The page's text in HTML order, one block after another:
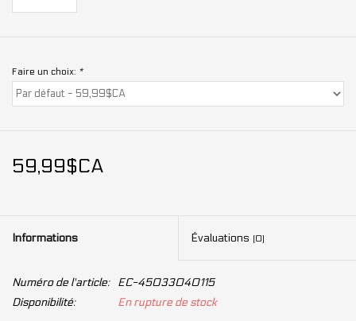
Faire un choix: *
59,99$CA
Informations Évaluations (0)
Numéro de l'article:
EC-45033040115
Disponibilité:
En rupture de stock